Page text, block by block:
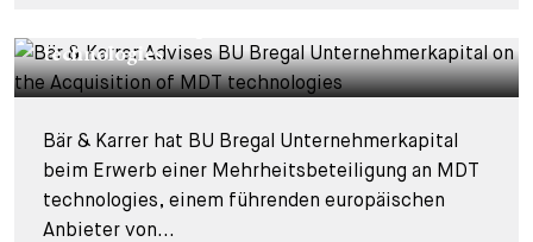
technologies
Bär & Karrer hat BU Bregal Unternehmerkapital
beim Erwerb einer Mehrheitsbeteiligung an MDT
technologies, einem führenden europäischen
Anbieter von...